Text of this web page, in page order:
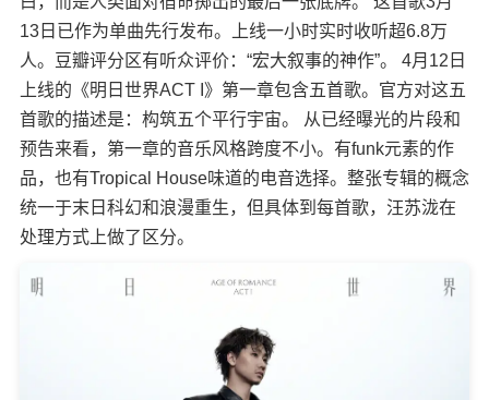
13日已作为单曲先行发布。上线一小时实时收听超6.8万
人。豆瓣评分区有听众评价：“宏大叙事的神作”。 4月12日
上线的《明日世界ACT I》第一章包含五首歌。官方对这五
首歌的描述是：构筑五个平行宇宙。 从已经曝光的片段和
预告来看，第一章的音乐风格跨度不小。有funk元素的作
品，也有Tropical House味道的电音选择。整张专辑的概念
统一于末日科幻和浪漫重生，但具体到每首歌，汪苏泷在
处理方式上做了区分。